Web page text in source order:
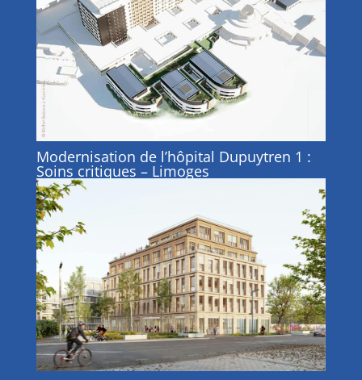
Modernisation de l’hôpital Dupuytren 1 :
Soins critiques – Limoges